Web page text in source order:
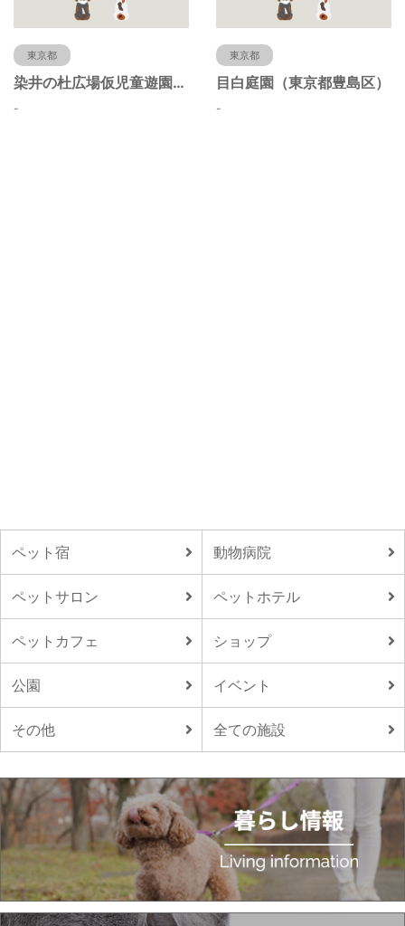
東京都
染井の杜広場仮児童遊園（東京都豊島区）
-
東京都
目白庭園（東京都豊島区）
-
ペット宿 動物病院
ペットサロン ペットホテル
ペットカフェ ショップ
公園 イベント
その他 全ての施設